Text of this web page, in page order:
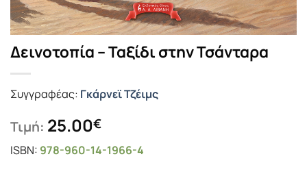
Δεινοτοπία – Ταξίδι στην Τσάνταρα
Συγγραφέας: Γκάρνεϊ Τζέιμς
Τιμή: 25.00€
ISBN: 978-960-14-1966-4